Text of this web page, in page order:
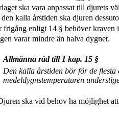
ska vara anpassat till djurets
den kalla årstiden ska djuren
frigång enligt 14 § behöver kraven
varar mindre än halva dygnet.
Allmänna råd till 1 kap. 15 §
Den kalla årstiden bör för de flesta
medeldygnstemperaturen
ska vid behov ha möjlighet